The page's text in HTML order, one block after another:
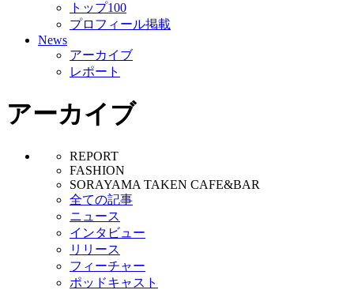
トップ100
プロフィール掲載
News
アーカイブ
レポート
アーカイブ
REPORT
FASHION
SORAYAMA TAKEN CAFE&BAR
全ての記事
ニュース
インタビュー
リリース
フィーチャー
ポッドキャスト